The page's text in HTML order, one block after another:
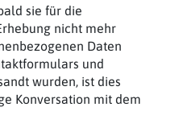
sie für die
nicht mehr
Daten
und
wurden, ist dies
Konversation mit dem